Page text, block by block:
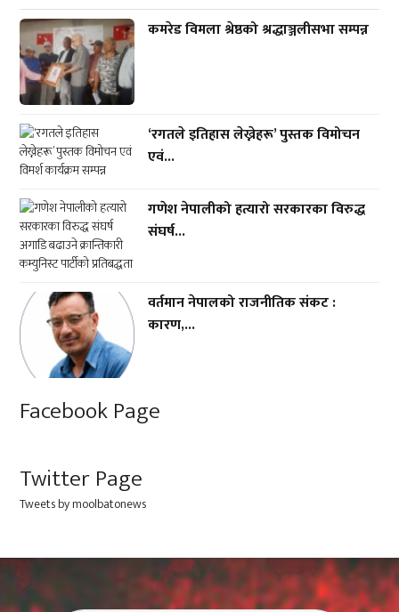
कमरेड विमला श्रेष्ठको श्रद्धाञ्जलीसभा सम्पन्न
‘रगतले इतिहास लेख्नेहरू’ पुस्तक विमोचन
एवं...
गणेश नेपालीको हत्यारो सरकारका विरुद्ध
संघर्ष...
वर्तमान नेपालको राजनीतिक संकट :
कारण,...
Facebook Page
Twitter Page
Tweets by moolbatonews